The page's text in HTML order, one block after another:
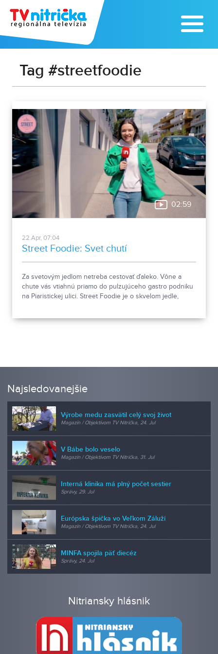
Tag #streetfoodie
02:59
22.Apr, 07:04
Street Foodie: Svet chutí
Za svetovým jedlom netreba cestovať ďaleko. Vône a
chute vás vtiahnú priamo do pulzujúceho gastro podniku
na Piaristickej ulici. Street Foodie je o skvelom jedle,
Najsledovanejšie
Výrobe medu zasvätil celý svoj život
Magazín / Objektívom TV Nitrička, 24. Jul
V Bábe bolo veselo
Magazín / Objektívom TV Nitrička, 31. Jul
Interná klinika má plný počet sestier
Správy, 29. Jul
Európska špička vo Veľkom Záluží
Magazín / Objektívom TV Nitrička, 24. Jul
MINFA spojila päť diecéz
Správy, 24. Jul
Nitriansky hlásnik